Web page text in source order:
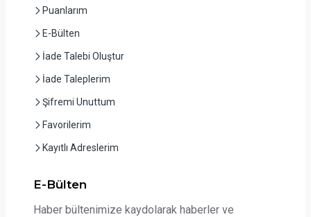
Puanlarım
E-Bülten
İade Talebi Oluştur
İade Taleplerim
Şifremi Unuttum
Favorilerim
Kayıtlı Adreslerim
E-Bülten
Haber bültenimize kaydolarak haberler ve